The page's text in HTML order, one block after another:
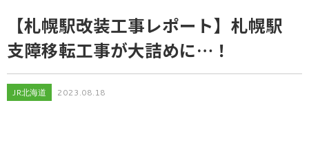
【札幌駅改装工事レポート】札幌駅
支障移転工事が大詰めに…！
JR北海道 2023.08.18